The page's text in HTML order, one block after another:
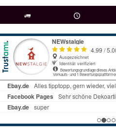
ab € 69 Bestellwert seit 98 Jahren